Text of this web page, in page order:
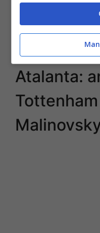
LEGGI ANCHE>>>
sorpresa, va in
Atalanta: